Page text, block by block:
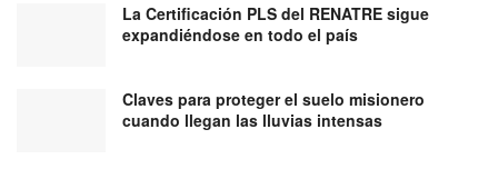
La Certificación PLS del RENATRE sigue
expandiéndose en todo el país
Claves para proteger el suelo misionero
cuando llegan las lluvias intensas